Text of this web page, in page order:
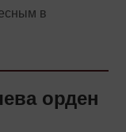
в
орден